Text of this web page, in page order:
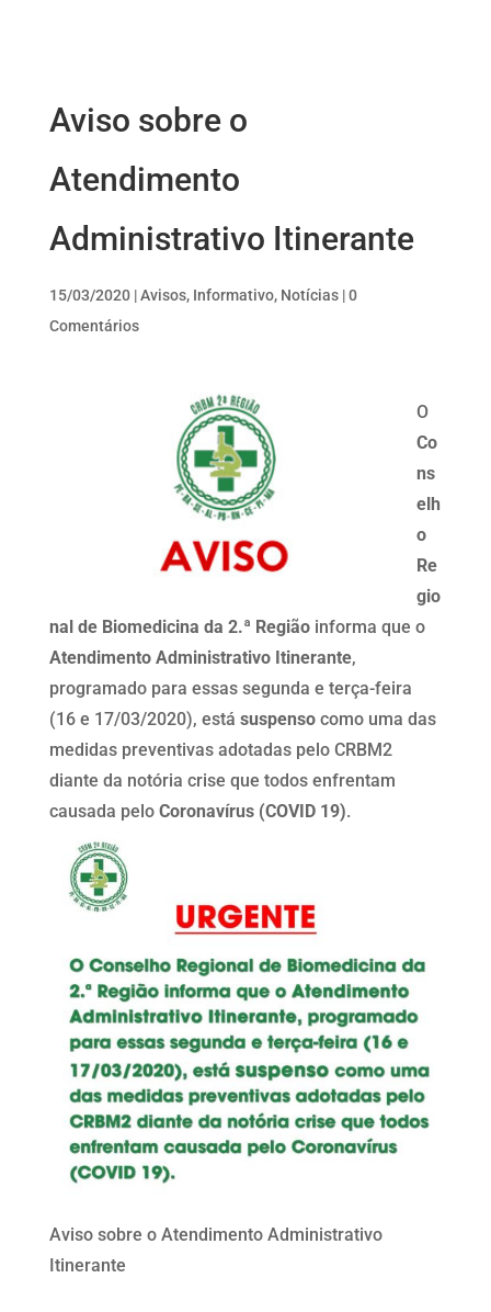
Aviso sobre o
Atendimento
Administrativo Itinerante
15/03/2020|Avisos, Informativo, Notícias|0
Comentários
O
Co
ns
elh
o
Re
gio
nal de Biomedicina da 2.ª Regiãoinforma que o
Atendimento Administrativo Itinerante,
programado para essas segunda e terça-feira
(16 e 17/03/2020), está suspensocomo uma das
medidas preventivas adotadas pelo CRBM2
diante da notória crise que todos enfrentam
causada pelo Coronavírus (COVID 19).
Aviso sobre o Atendimento Administrativo
Itinerante